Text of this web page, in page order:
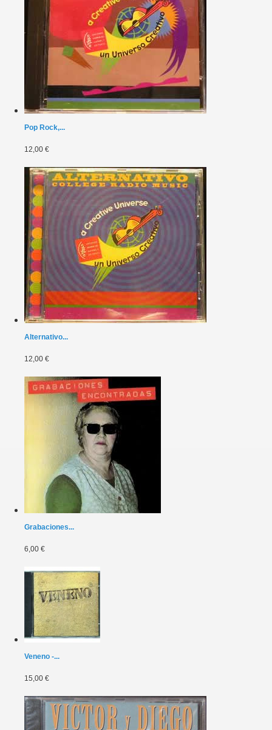
Pop Rock,...
12,00 €
Alternativo...
12,00 €
Grabaciones...
6,00 €
Veneno -...
15,00 €